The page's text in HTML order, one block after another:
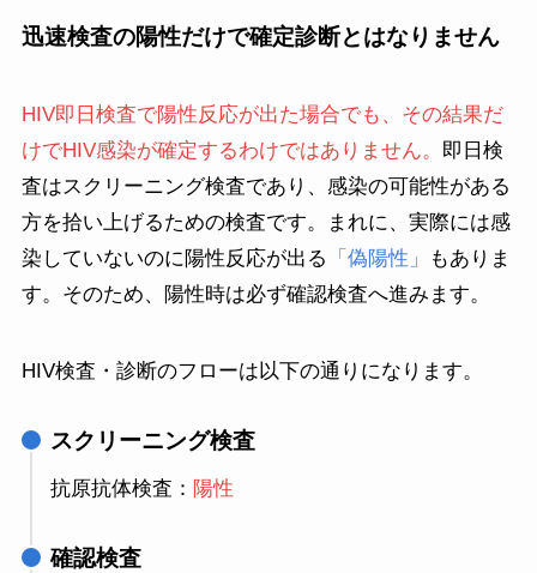
迅速検査の陽性だけで確定診断とはなりません
HIV即日検査で陽性反応が出た場合でも、その結果だ
けでHIV感染が確定するわけではありません。 即日検
査はスクリーニング検査であり、感染の可能性がある
方を拾い上げるための検査です。まれに、実際には感
染していないのに陽性反応が出る
「偽陽性」
もありま
す。そのため、陽性時は必ず確認検査へ進みます。
HIV検査・診断のフローは以下の通りになります。
スクリーニング検査
抗原抗体検査： 陽性
確認検査